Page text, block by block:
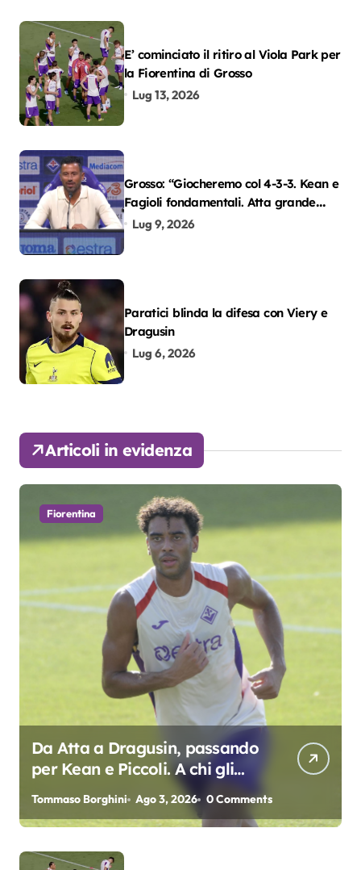
E’ cominciato il ritiro al Viola Park per
la Fiorentina di Grosso
Lug 13, 2026
Grosso: “Giocheremo col 4-3-3. Kean e
Fagioli fondamentali. Atta grande
colpo”
Lug 9, 2026
Paratici blinda la difesa con Viery e
Dragusin
Lug 6, 2026
Articoli in evidenza
Fiorentina
Da Atta a Dragusin, passando
per Kean e Piccoli. A chi gli
oscar del precampionato?
Tommaso Borghini Ago 3, 2026 0 Comments